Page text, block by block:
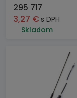
295 717
3,27 € s DPH
Skladom